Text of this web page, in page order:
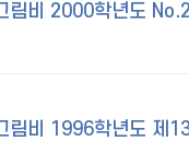
림비 2000학년도
림비 1996학년도 제